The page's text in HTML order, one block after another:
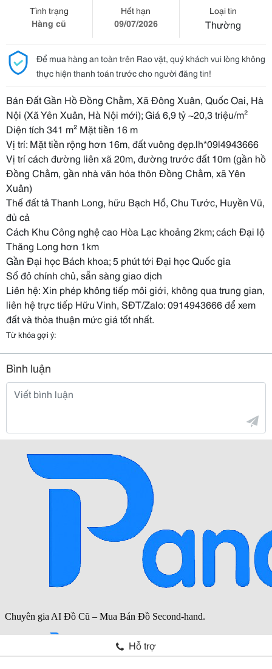
Tình trạng
Hàng cũ
Hết hạn
09/07/2026
Loại tin
Thường
Để mua hàng an toàn trên Rao vặt, quý khách vui lòng không
thực hiện thanh toán trước cho người đăng tin!
Bán Đất Gần Hồ Đồng Chằm, Xã Đông Xuân, Quốc Oai, Hà
Nội (Xã Yên Xuân, Hà Nội mới); Giá 6,9 tỷ ~20,3 triệu/m²
Diện tích 341 m² Mặt tiền 16 m
Vị trí: Mặt tiền rộng hơn 16m, đất vuông đẹp.lh*09l4943666
Vị trí cách đường liên xã 20m, đường trước đất 10m (gần hồ
Đồng Chằm, gần nhà văn hóa thôn Đồng Chằm, xã Yên
Xuân)
Thế đất tả Thanh Long, hữu Bạch Hổ, Chu Tước, Huyền Vũ,
đủ cả
Cách Khu Công nghệ cao Hòa Lạc khoảng 2km; cách Đại lộ
Thăng Long hơn 1km
Gần Đại học Bách khoa; 5 phút tới Đại học Quốc gia
Sổ đỏ chính chủ, sẵn sàng giao dịch
Liên hệ: Xin phép không tiếp môi giới, không qua trung gian,
liên hệ trực tiếp Hữu Vinh, SĐT/Zalo: 0914943666 để xem
đất và thỏa thuận mức giá tốt nhất.
Từ khóa gợi ý:
Bình luận
Hỗ trợ